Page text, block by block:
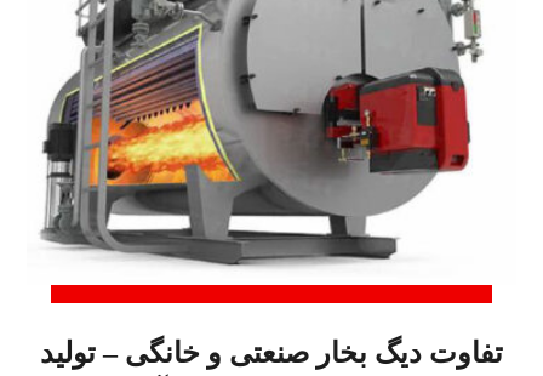
تفاوت دیگ بخار صنعتی و خانگی – تولید